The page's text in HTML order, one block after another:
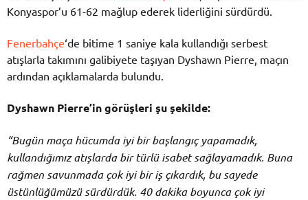
Konyaspor’u 61-62 mağlup ederek liderliğini sürdürdü.
Fenerbahçe‘de bitime 1 saniye kala kullandığı serbest
atışlarla takımını galibiyete taşıyan Dyshawn Pierre, maçın
ardından açıklamalarda bulundu.
Dyshawn Pierre’in görüşleri şu şekilde:
“Bugün maça hücumda iyi bir başlangıç yapamadık,
kullandığımız atışlarda bir türlü isabet sağlayamadık. Buna
rağmen savunmada çok iyi bir iş çıkardık, bu sayede
üstünlüğümüzü sürdürdük. 40 dakika boyunca çok iyi